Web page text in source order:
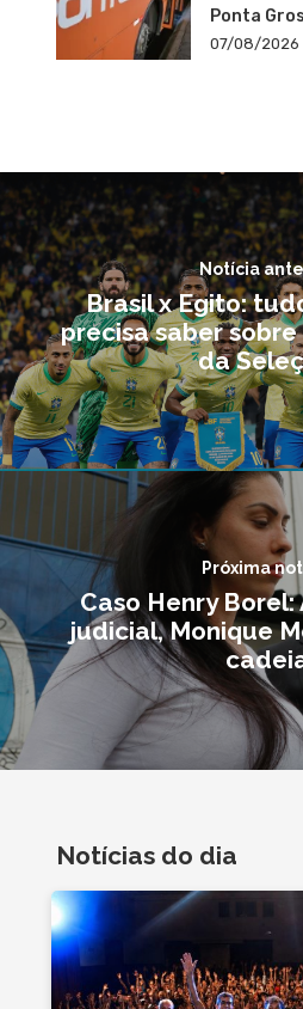
Ponta
07/08/2026
Notícia
Brasil x Egito:
precisa saber
da
Próxima
Caso Henry
judicial, Monique
Notícias do dia